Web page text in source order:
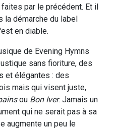
par le précédent. Et il
la démarche du label
en diable.
de Evening Hymns
sans fioriture, des
et élégantes : des
mais qui visent juste,
ou Bon Iver. Jamais un
qui ne serait pas à sa
augmente un peu le